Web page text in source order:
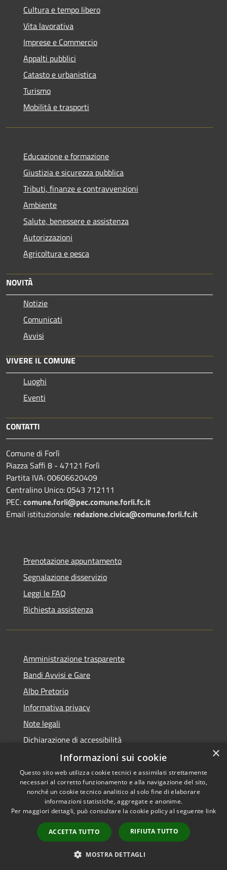
Cultura e tempo libero
Vita lavorativa
Imprese e Commercio
Appalti pubblici
Catasto e urbanistica
Turismo
Mobilità e trasporti
Educazione e formazione
Giustizia e sicurezza pubblica
Tributi, finanze e contravvenzioni
Ambiente
Salute, benessere e assistenza
Autorizzazioni
Agricoltura e pesca
NOVITÀ
Notizie
Comunicati
Avvisi
VIVERE IL COMUNE
Luoghi
Eventi
CONTATTI
Comune di Forlì
Piazza Saffi 8 - 47121 Forlì
Partita IVA: 00606620409
Centralino Unico: 0543 712111
PEC:comune.forli@pec.comune.forli.fc.it
Email istituzionale: redazione.civica@comune.forli.fc.it
Prenotazione appuntamento
Segnalazione disservizio
Leggi le FAQ
Richiesta assistenza
Amministrazione trasparente
Bandi Avvisi e Gare
Albo Pretorio
Informativa privacy
Note legali
Dichiarazione di accessibilità
Accessibilità
Privacy
Mappa del sito
Piano di miglioramento
Copyright © 2026 • Comune di
Forlì • Powered by
Municipium•Accesso
redazione
×
Informazioni sui cookie
Questo sito web utilizza cookie tecnici e assimilati strettamente
necessari al corretto funzionamento e alla navigazione del sito,
nonché un cookie tecnico analitico al solo fine di elaborare
informazioni statistiche, aggregate e anonime.
Per maggiori dettagli, può consultare la cookie policy al seguente link
ACCETTA TUTTO RIFIUTA TUTTO
MOSTRA DETTAGLI